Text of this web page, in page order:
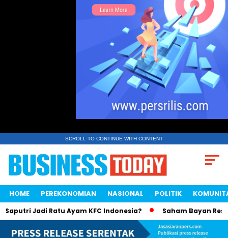
SCROLL TO CONTINUE WITH CONTENT
HOME PEREKONOMIAN NASIONAL POLITIK
Jadi Ratu Ayam KFC Indonesia? Saham Bayan